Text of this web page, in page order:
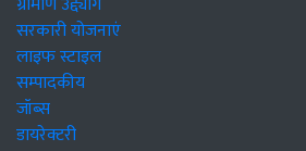
सरकारी योजनाएं
लाइफ स्टाइल
सम्पादकीय
जॉब्स
डायरेक्टरी